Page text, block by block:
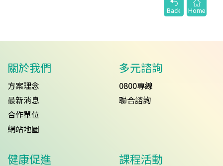
Back Home
關於我們
方案理念
最新消息
合作單位
網站地圖
多元諮詢
0800專線
聯合諮詢
健康促進 課程活動